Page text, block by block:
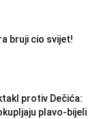
bruji cio svijet!
protiv Dečića:
plavo-bijeli